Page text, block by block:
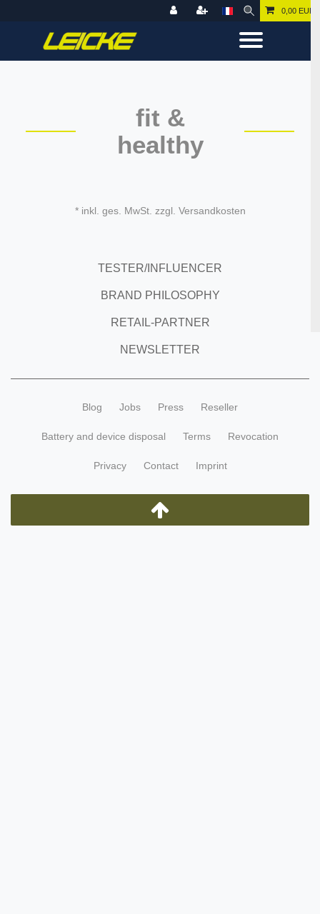
0,00 EUR
fit &
healthy
* inkl. ges. MwSt. zzgl. Versandkosten
TESTER/INFLUENCER
BRAND PHILOSOPHY
RETAIL-PARTNER
NEWSLETTER
Blog Jobs Press Reseller
Battery and device disposal Terms Revocation
Privacy Contact Imprint